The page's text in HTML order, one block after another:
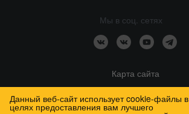
Мы в соц. сетях
Карта сайта
Данный веб-сайт использует cookie-файлы в
целях предоставления вам лучшего